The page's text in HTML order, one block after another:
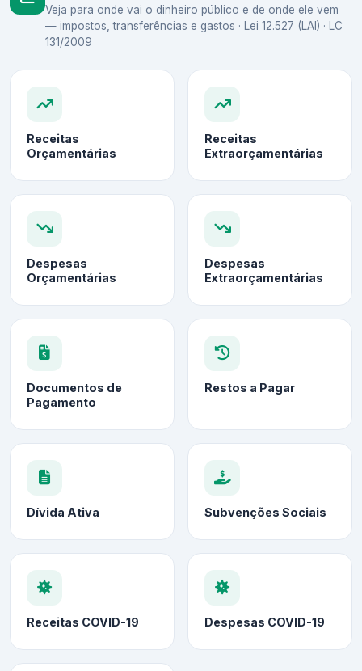
Veja para onde vai o dinheiro público e de onde ele vem
— impostos, transferências e gastos · Lei 12.527 (LAI) · LC
131/2009
Receitas
Orçamentárias
Receitas
Extraorçamentárias
Despesas
Orçamentárias
Despesas
Extraorçamentárias
Documentos de
Pagamento
Restos a Pagar
Dívida Ativa Subvenções Sociais
Receitas COVID-19 Despesas COVID-19